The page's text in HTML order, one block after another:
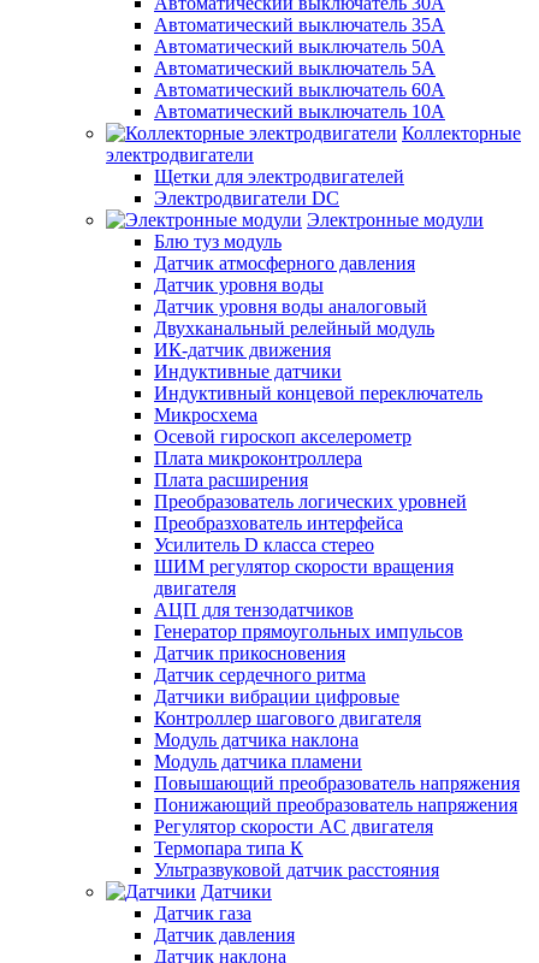
Автоматический выключатель 35А
Автоматический выключатель 50А
Автоматический выключатель 5А
Автоматический выключатель 60А
Автоматический выключатель 10А
Коллекторные
электродвигатели
Щетки для электродвигателей
Электродвигатели DC
Электронные модули
Блю туз модуль
Датчик атмосферного давления
Датчик уровня воды
Датчик уровня воды аналоговый
Двухканальный релейный модуль
ИК-датчик движения
Индуктивные датчики
Индуктивный концевой переключатель
Микросхема
Осевой гироскоп акселерометр
Плата микроконтроллера
Плата расширения
Преобразователь логических уровней
Преобразхователь интерфейса
Усилитель D класса стерео
ШИМ регулятор скорости вращения
двигателя
АЦП для тензодатчиков
Генератор прямоугольных импульсов
Датчик прикосновения
Датчик сердечного ритма
Датчики вибрации цифровые
Контроллер шагового двигателя
Модуль датчика наклона
Модуль датчика пламени
Повышающий преобразователь напряжения
Понижающий преобразователь напряжения
Регулятор скорости AC двигателя
Термопара типа К
Ультразвуковой датчик расстояния
Датчики
Датчик газа
Датчик давления
Датчик наклона